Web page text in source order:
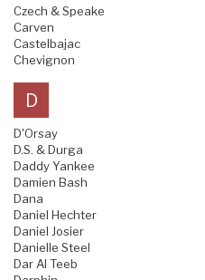
Czech & Speake
Carven
Castelbajac
Chevignon
D
D'Orsay
D.S. & Durga
Daddy Yankee
Damien Bash
Dana
Daniel Hechter
Daniel Josier
Danielle Steel
Dar Al Teeb